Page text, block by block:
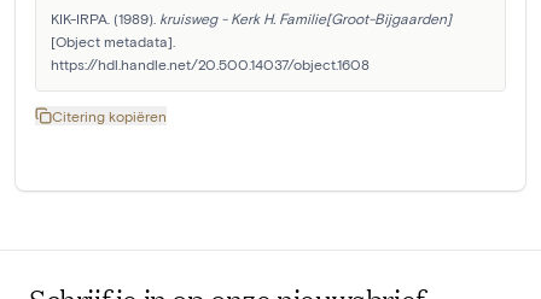
KIK-IRPA. (1989). kruisweg - Kerk H. Familie[Groot-Bijgaarden]
[Object metadata].
https://hdl.handle.net/20.500.14037/object.1608
Citering kopiëren